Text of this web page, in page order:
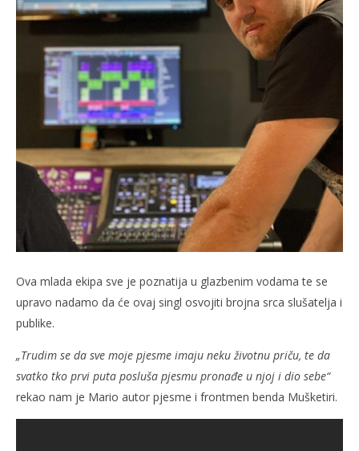
Ova mlada ekipa sve je poznatija u glazbenim vodama te se
upravo nadamo da će ovaj singl osvojiti brojna srca slušatelja i
publike.
„Trudim se da sve moje pjesme imaju neku životnu priču, te da
svatko tko prvi puta posluša pjesmu pronađe u njoj i dio sebe“
rekao nam je Mario autor pjesme i frontmen benda Mušketiri.